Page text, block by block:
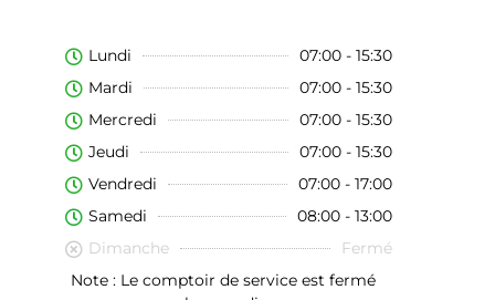
Lundi
07:00 - 15:30
Mardi
07:00 - 15:30
Mercredi
07:00 - 15:30
Jeudi
07:00 - 15:30
Vendredi
07:00 - 17:00
Samedi
08:00 - 13:00
Dimanche
Fermé
Note : Le comptoir de service est fermé